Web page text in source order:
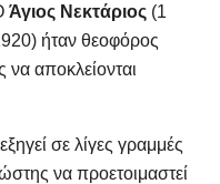
Άγιος Νεκτάριος (1
ήταν θεοφόρος
αποκλείονται
σε λίγες γραμμές
να προετοιμαστεί